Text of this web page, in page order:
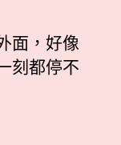
面，好像
刻都停不